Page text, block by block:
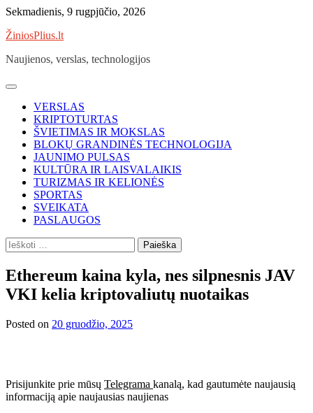
Skip
content
Sekmadienis, 9 rugpjūčio, 2026
ŽiniosPlius.lt
Naujienos, verslas, technologijos
VERSLAS
KRIPTOTURTAS
ŠVIETIMAS IR MOKSLAS
BLOKŲ GRANDINĖS TECHNOLOGIJA
JAUNIMO PULSAS
KULTŪRA IR LAISVALAIKIS
TURIZMAS IR KELIONĖS
SPORTAS
SVEIKATA
PASLAUGOS
Ieškoti:
Ethereum kaina kyla, nes silpnesnis JAV
VKI kelia kriptovaliutų nuotaikas
Posted on 20 gruodžio, 2025
Prisijunkite prie mūsų Telegrama kanalą, kad gautumėte naujausią
informaciją apie naujausias naujienas